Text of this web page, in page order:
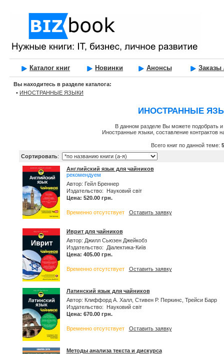
Каталог книг Новинки Анонсы Заказы
Вы находитесь в разделе каталога:
• ИНОСТРАННЫЕ ЯЗЫКИ
ИНОСТРАННЫЕ
В данном разделе Вы можете подобрать и
Иностранные языки, составление контрактов
Всего книг по данной теме: 5
Сортировать:
Английский язык для чайников
рекомендуем
Автор: Гейл Бреннер
Издательство: Науковий світ
Цена: 520.00 грн.
Временно отсутствует Оставить заявку
Иврит для чайников
Автор: Джилл Сьюзен Джейкобз
Издательство: Діалектика-Київ
Цена: 405.00 грн.
Временно отсутствует Оставить заявку
Латинский язык для чайников
Автор: Клиффорд А. Халл, Стивен Р. Перкинс, Трейси Барр
Издательство: Науковий світ
Цена: 670.00 грн.
Временно отсутствует Оставить заявку
Методы анализа текста и дискурса